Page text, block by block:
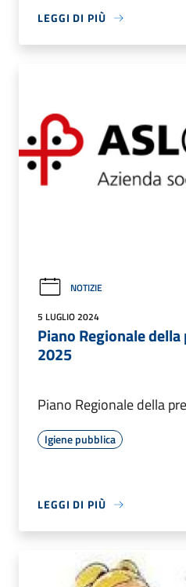
LEGGI DI PIÙ
NOTIZIE
5 LUGLIO 2024
Piano Regionale
2025
Piano Regionale della
Igiene pubblica
LEGGI DI PIÙ